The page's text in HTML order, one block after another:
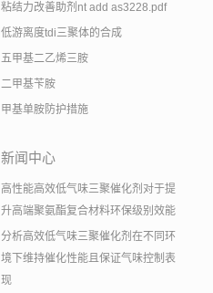
粘结力改善助剂nt add as3228.pdf
低游离度tdi三聚体的合成
五甲基二乙烯三胺
二甲基苄胺
甲基单胺防护措施
新闻中心
高性能高效低气味三聚催化剂对于提
升高端聚氨酯复合材料环保级别效能
分析高效低气味三聚催化剂在不同环
境下维持催化性能且保证气味控制表
现